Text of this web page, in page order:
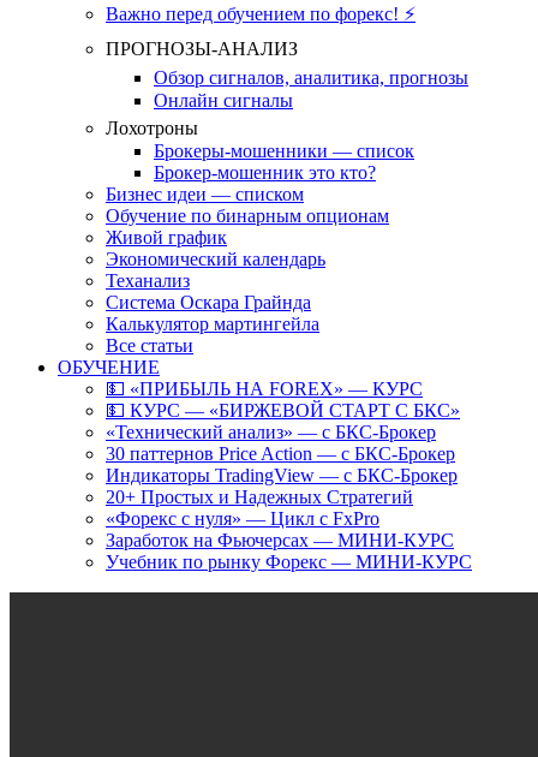
Важно перед обучением по форекс! ⚡
ПРОГНОЗЫ-АНАЛИЗ
Обзор сигналов, аналитика, прогнозы
Онлайн сигналы
Лохотроны
Брокеры-мошенники — список
Брокер-мошенник это кто?
Бизнес идеи — списком
Обучение по бинарным опционам
Живой график
Экономический календарь
Теханализ
Система Оскара Грайнда
Калькулятор мартингейла
Все статьи
ОБУЧЕНИЕ
💵 «ПРИБЫЛЬ НА FOREX» — КУРС
💵 КУРС — «БИРЖЕВОЙ СТАРТ С БКС»
«Технический анализ» — с БКС-Брокер
30 паттернов Price Action — с БКС-Брокер
Индикаторы TradingView — с БКС-Брокер
20+ Простых и Надежных Стратегий
«Форекс с нуля» — Цикл с FxPro
Заработок на Фьючерсах — МИНИ-КУРС
Учебник по рынку Форекс — МИНИ-КУРС